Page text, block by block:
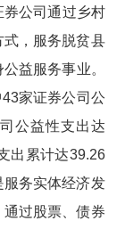
券公司通过乡村
，服务脱贫县
益服务事业。
43家证券公司公
公益性支出达
出累计达39.26
服务实体经济发
过股票、债券